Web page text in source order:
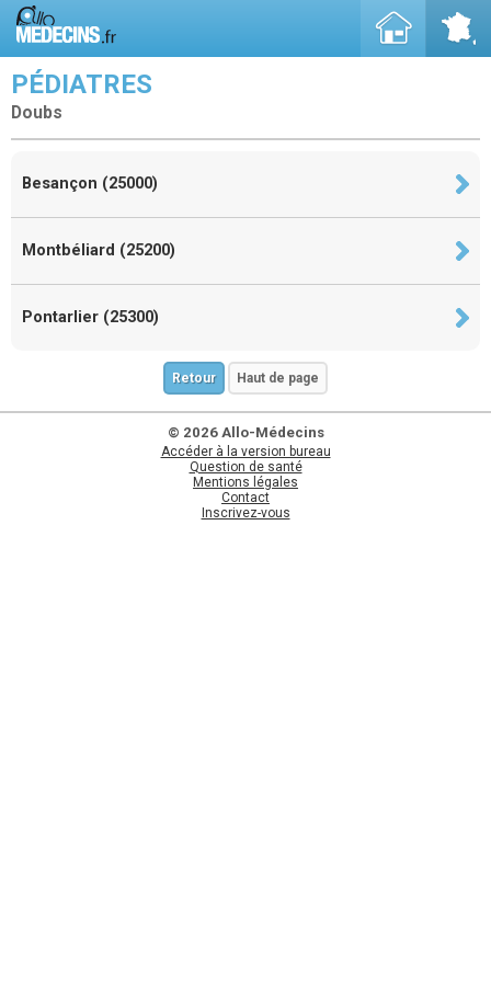
PÉDIATRES
Doubs
Besançon (25000)
Montbéliard (25200)
Pontarlier (25300)
Retour Haut de page
© 2026 Allo-Médecins
Accéder à la version bureau
Question de santé
Mentions légales
Contact
Inscrivez-vous